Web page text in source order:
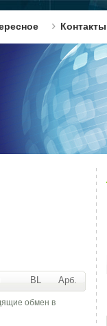
Контакты
BL Арб.
обмен в